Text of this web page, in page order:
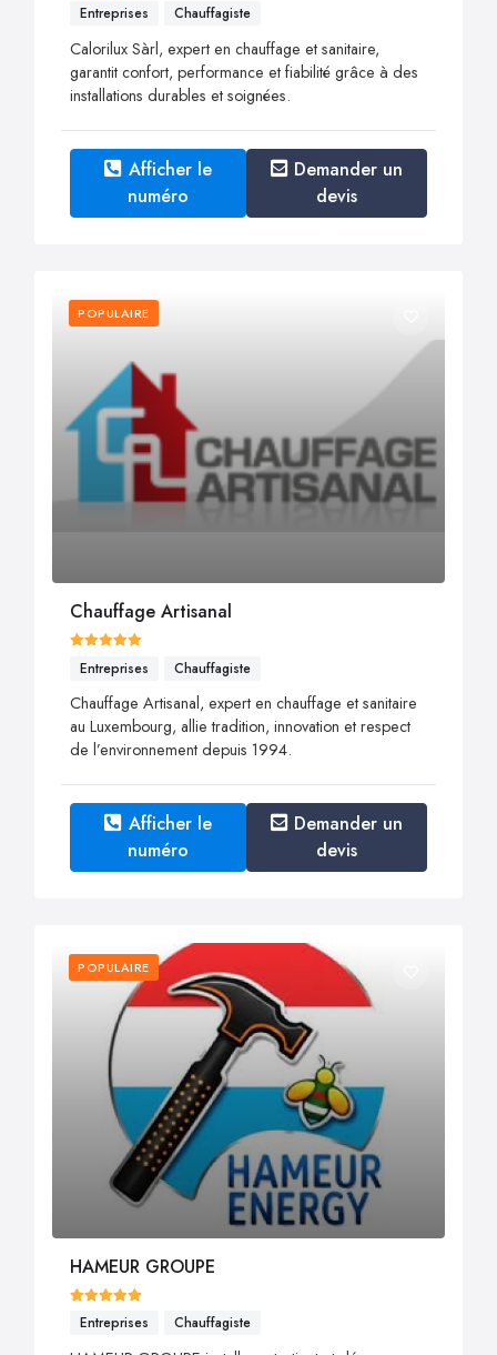
Entreprises Chauffagiste
Calorilux Sàrl, expert en chauffage et sanitaire,
garantit confort, performance et fiabilité grâce à des
installations durables et soignées.
Afficher le
numéro
Demander un
devis
POPULAIRE
Chauffage Artisanal
Entreprises Chauffagiste
Chauffage Artisanal, expert en chauffage et sanitaire
au Luxembourg, allie tradition, innovation et respect
de l’environnement depuis 1994.
Afficher le
numéro
Demander un
devis
POPULAIRE
HAMEUR GROUPE
Entreprises Chauffagiste